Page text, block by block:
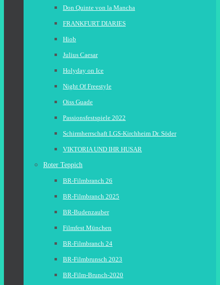
Don Quinte von la Mancha
FRANKFURT DIARIES
Hiob
Julius Caesar
Holyday on Ice
Night Of Freestyle
Oiss Guade
Passionsfestspiele 2022
Schirmherrschaft LGS-Kirchheim Dr. Söder
VIKTORIA UND IHR HUSAR
Roter Teppich
BR-Filmbranch 26
BR-Filmbranch 2025
BR-Budenzauber
Filmfest München
BR-Filmbranch 24
BR-Filmbrunsch 2023
BR-Film-Brunch-2020